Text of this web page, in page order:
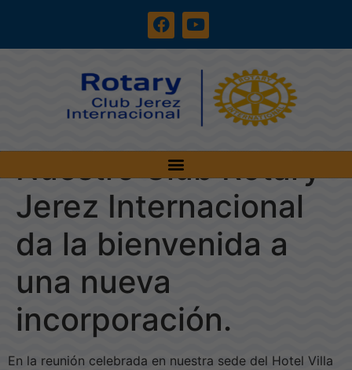
Nuestro Club Rotary
Jerez Internacional
da la bienvenida a
una nueva
incorporación.
En la reunión celebrada en nuestra sede del Hotel Villa